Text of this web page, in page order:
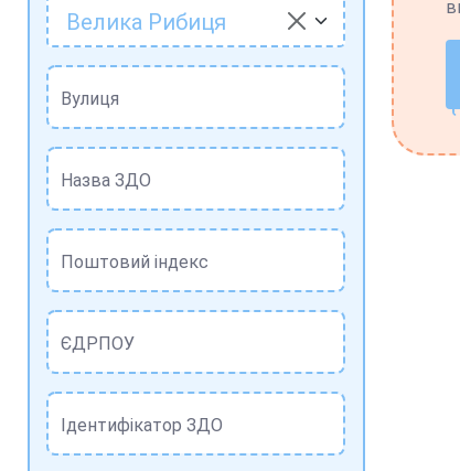
Велика Рибиця
Вулиця
Назва ЗДО
Поштовий індекс
ЄДРПОУ
Ідентифікатор ЗДО